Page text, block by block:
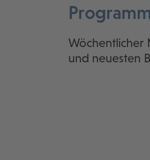
Wöchentlicher
und neuesten